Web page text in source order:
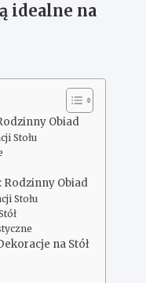
idealne na
Obiad
Stołu
Rodzinny Obiad
Stołu
na Stół